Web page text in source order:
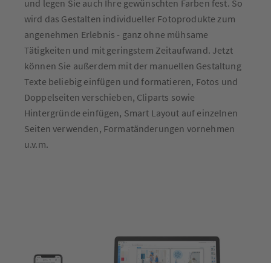
und legen Sie auch Ihre gewünschten Farben fest. So
wird das Gestalten individueller Fotoprodukte zum
angenehmen Erlebnis - ganz ohne mühsame
Tätigkeiten und mit geringstem Zeitaufwand. Jetzt
können Sie außerdem mit der manuellen Gestaltung
Texte beliebig einfügen und formatieren, Fotos und
Doppelseiten verschieben, Cliparts sowie
Hintergründe einfügen, Smart Layout auf einzelnen
Seiten verwenden, Formatänderungen vornehmen
u.v.m.